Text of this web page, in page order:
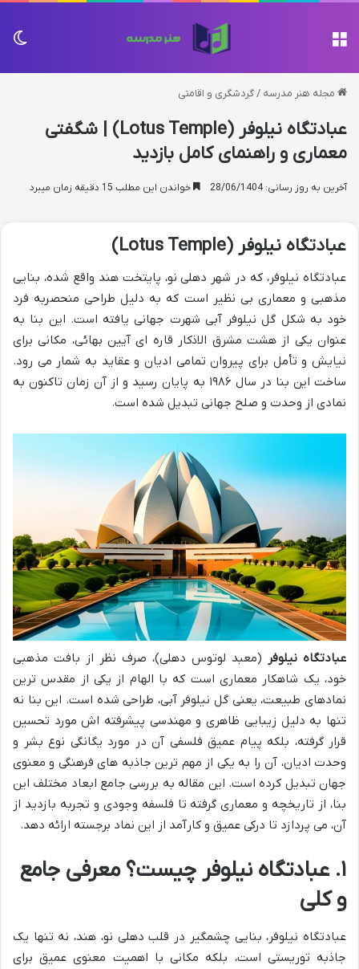
مجله هنر مدرسه /گردشگری و اقامتی
عبادتگاه نیلوفر (Lotus Temple) | شگفتی
معماری و راهنمای کامل بازدید
آخرین به روز رسانی: 28/06/1404 خواندن این مطلب 15 دقیقه زمان میبرد
عبادتگاه نیلوفر (Lotus Temple)
عبادتگاه نیلوفر، که در شهر دهلی نو، پایتخت هند واقع شده، بنایی
مذهبی و معماری بی نظیر است که به دلیل طراحی منحصربه فرد
خود به شکل گل نیلوفر آبی شهرت جهانی یافته است. این بنا به
عنوان یکی از هشت مشرق الاذکار قاره ای آیین بهائی، مکانی برای
نیایش و تأمل برای پیروان تمامی ادیان و عقاید به شمار می رود.
ساخت این بنا در سال ۱۹۸۶ به پایان رسید و از آن زمان تاکنون به
نمادی از وحدت و صلح جهانی تبدیل شده است.
عبادتگاه نیلوفر (معبد لوتوس دهلی)، صرف نظر از بافت مذهبی
خود، یک شاهکار معماری است که با الهام از یکی از مقدس ترین
نمادهای طبیعت، یعنی گل نیلوفر آبی، طراحی شده است. این بنا نه
تنها به دلیل زیبایی ظاهری و مهندسی پیشرفته اش مورد تحسین
قرار گرفته، بلکه پیام عمیق فلسفی آن در مورد یگانگی نوع بشر و
وحدت ادیان، آن را به یکی از مهم ترین جاذبه های فرهنگی و معنوی
جهان تبدیل کرده است. این مقاله به بررسی جامع ابعاد مختلف این
بنا، از تاریخچه و معماری گرفته تا فلسفه وجودی و تجربه بازدید از
آن، می پردازد تا درکی عمیق و کارآمد از این نماد برجسته ارائه دهد.
۱. عبادتگاه نیلوفر چیست؟ معرفی جامع
و کلی
عبادتگاه نیلوفر، بنایی چشمگیر در قلب دهلی نو، هند، نه تنها یک
جاذبه توریستی است، بلکه مکانی با اهمیت معنوی عمیق برای